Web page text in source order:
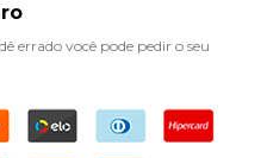
errado você pode pedir o seu